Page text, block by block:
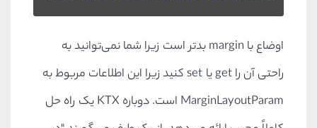
اوضاع با marginبدتر است زیرا شما نمی‌توانید به
راحتی آن راgetیا set کنید زیرا این اطلاعات مربوط به
MarginLayoutParam است. دوبارهKTXیک راه حل